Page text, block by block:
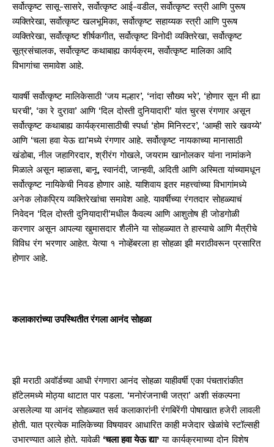
सर्वोत्कृष्ट सासू-सासरे, सर्वोत्कृष्ट आई-वडील, सर्वोत्कृष्ट स्त्री आणि पुरूष
व्यक्तिरेखा, सर्वोत्कृष्ट खलभूमिका, सर्वोत्कृष्ट सहाय्यक स्त्री आणि पुरूष
व्यक्तिरेखा, सर्वोत्कृष्ट शीर्षकगीत, सर्वोत्कृष्ट विनोदी व्यक्तिरेखा, सर्वोत्कृष्ट
सूत्रसंचालक, सर्वोत्कृष्ट कथाबाह्य कार्यक्रम, सर्वोत्कृष्ट मालिका आदि
विभागांचा समावेश आहे.
यावर्षी सर्वोत्कृष्ट मालिकेसाठी ‘जय मल्हार’, ‘नांदा सौख्य भरे’, ‘होणार सून मी ह्या
घरची’, ‘का रे दुरावा’ आणि ‘दिल दोस्ती दुनियादारी’ यांत चुरस रंगणार असून
सर्वोत्कृष्ट कथाबाह्य कार्यक्रमासाठीची स्पर्धा ‘होम मिनिस्टर’, ‘आम्ही सारे खवय्ये’
आणि ‘चला हवा येऊ द्या’मध्ये रंगणार आहे. सर्वोत्कृष्ट नायकाच्या मानासाठी
खंडोबा, नील जहागिरदार, श्रीरंग गोखले, जयराम खानोलकर यांना नामांकने
मिळाले असून म्हाळसा, बानू, स्वानंदी, जान्हवी, अदिती आणि अस्मिता यांच्यामधून
सर्वोत्कृष्ट नायिकेची निवड होणार आहे. याशिवाय इतर महत्त्वांच्या विभागांमध्ये
अनेक लोकप्रिय व्यक्तिरेखांचा समावेश आहे. यावर्षीच्या रंगतदार सोहळ्याचं
निवेदन ‘दिल दोस्ती दुनियादारी’मधील कैवल्य आणि आशुतोष ही जोडगोळी
करणार असून आपल्या खुमासदार शैलीने या सोहळ्यात ते हास्याचे आणि मैत्रीचे
विविध रंग भरणार आहेत. येत्या १ नोव्हेंबरला हा सोहळा झी मराठीवरून प्रसारित
होणार आहे.
कलाकारांच्या उपस्थितीत रंगला आनंद सोहळा
झी मराठी अवॉर्डच्या आधी रंगणारा आनंद सोहळा याहीवर्षी एका पंचतारांकीत
हॉटेलमध्ये मोठ्या थाटात पार पडला. ‘मनोरंजनाची जत्रा’ अशी संकल्पना
असलेल्या या आनंद सोहळ्यात सर्व कलाकारांनी रंगबिरेंगी पोषाखात हजेरी लावली
होती. यात प्रत्येक मालिकेच्या विषयावर आधारित काही मजेदार खेळांचे स्टॉल्सही
उभारण्यात आले होते. यावेळी ‘चला हवा येऊ द्या’ या कार्यक्रमाच्या दोन विशेष